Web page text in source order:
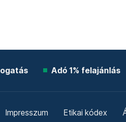
Adó 1% felajánlás
Impresszum Etikai kódex